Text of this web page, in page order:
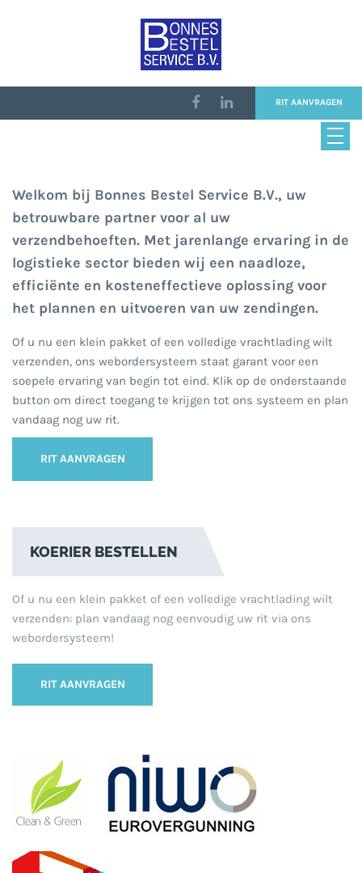
RIT AANVRAGEN
BETROUWBARE PARTNER VOOR AL UW
VERZENDBEHOEFTEN
Welkom bij Bonnes Bestel Service B.V., uw
betrouwbare partner voor al uw
verzendbehoeften. Met jarenlange ervaring in de
logistieke sector bieden wij een naadloze,
efficiënte en kosteneffectieve oplossing voor
het plannen en uitvoeren van uw zendingen.
Of u nu een klein pakket of een volledige vrachtlading wilt
verzenden, ons webordersysteem staat garant voor een
soepele ervaring van begin tot eind. Klik op de onderstaande
button om direct toegang te krijgen tot ons systeem en plan
vandaag nog uw rit.
RIT AANVRAGEN
KOERIER BESTELLEN
Of u nu een klein pakket of een volledige vrachtlading wilt
verzenden: plan vandaag nog eenvoudig uw rit via ons
webordersysteem!
RIT AANVRAGEN